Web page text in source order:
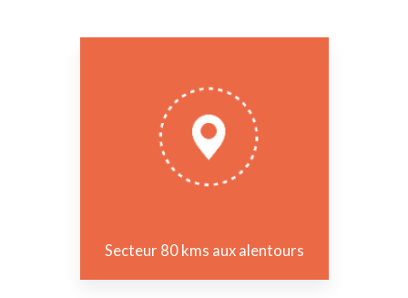
Secteur 80 kms aux alentours